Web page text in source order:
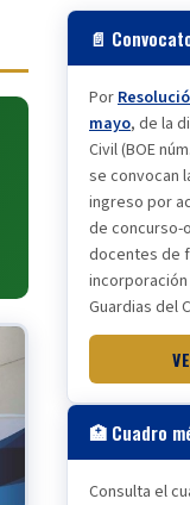
📄
Por
mayo, de la
Civil (BOE
se convocan
ingreso por
de concurso-
docentes de
incorporación
Guardias del
🏥 Cuadro
Consulta el